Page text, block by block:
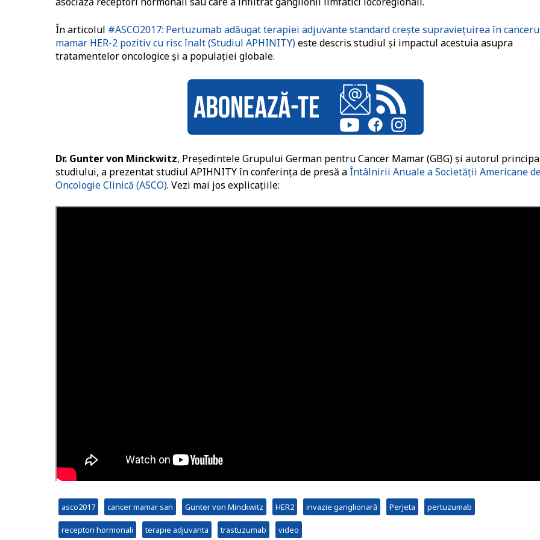
În articolul #ASCO2017: Pertuzumab adăugat terapiei adjuvante standard crește supraviețuirea în
mamar HER-2 pozitiv cu risc înalt (Studiul APHINITY)este descris studiul și impactul acestuia asupra
tratamentelor oncologice și a populației globale.
Dr. Gunter von Minckwitz, Președintele Grupului German pentru Cancer Mamar (GBG) și autorul
studiului, a prezentat studiul APIHNITY în conferința de presă aÎntâlnirii Anuale a Societății Americane
Oncologie Clinică (ASCO). Vezi mai jos explicațiile:
asco2017 cancer mamar san Gunter von Minckwitz HER2 invazie ganglionară Perjeta pertuzumab
receptori hormonali terapie adjuvanta trastuzumab video